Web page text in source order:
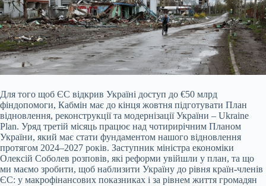
Для того щоб ЄС відкрив Україні доступ до €50 млрд
фіндопомоги, Кабмін має до кінця жовтня підготувати План
відновлення, реконструкції та модернізації України – Ukraine
Plan. Уряд третій місяць працює над чотирирічним Планом
України, який має стати фундаментом нашого відновлення
протягом 2024–2027 років. Заступник міністра економіки
Олексій Соболев розповів, які реформи увійшли у план, та що
ми маємо зробити, щоб наблизити Україну до рівня країн-членів
ЄС: у макрофінансових показниках і за рівнем життя громадян